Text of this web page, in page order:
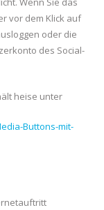
vor dem Klick auf
oder die
des Social-
heise unter
Buttons-mit-